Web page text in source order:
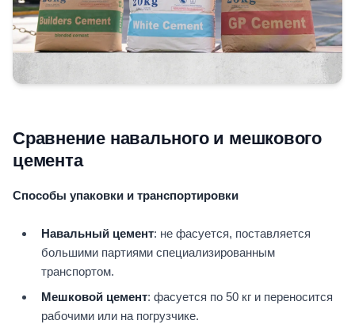
Сравнение навального и мешкового
цемента
Способы упаковки и транспортировки
Навальный цемент: не фасуется, поставляется
большими партиями специализированным
транспортом.
Мешковой цемент: фасуется по 50 кг и переносится
рабочими или на погрузчике.